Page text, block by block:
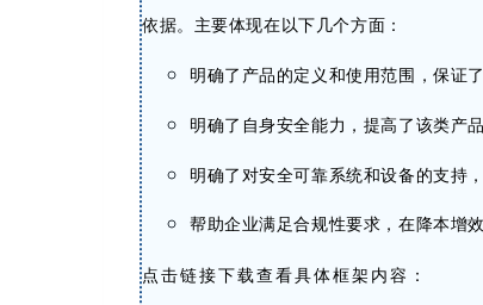
依据。主要体现在以下几个方面：
明确了产品的定义和使用范围，保证
明确了自身安全能力，提高了该类产
明确了对安全可靠系统和设备的支持
帮助企业满足合规性要求，在降本增
点击链接下载查看具体框架内容：